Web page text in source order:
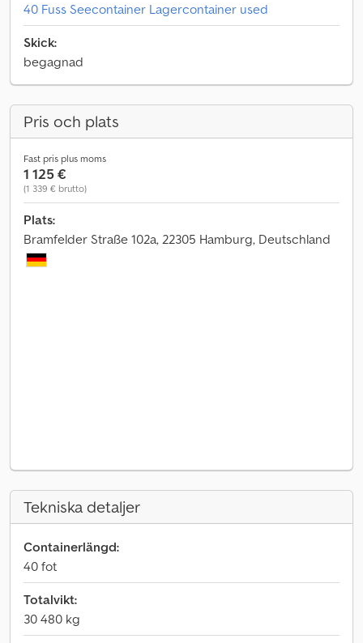
40 Fuss Seecontainer Lagercontainer used
Skick:
begagnad
Pris och plats
Fast pris plus moms
1 125 €
(1 339 € brutto)
Plats:
Bramfelder Straße 102a, 22305 Hamburg, Deutschland
Tekniska detaljer
Containerlängd:
40 fot
Totalvikt:
30 480 kg